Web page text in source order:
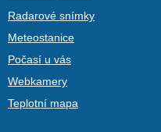
Radarové snímky
Meteostanice
Počasí u vás
Webkamery
Teplotní mapa